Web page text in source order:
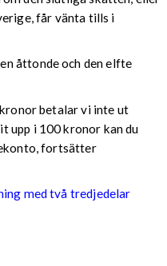
får vänta tills i
åttonde och den elfte
betalar vi inte ut
upp i 100 kronor kan du
fortsätter
med två tredjedelar